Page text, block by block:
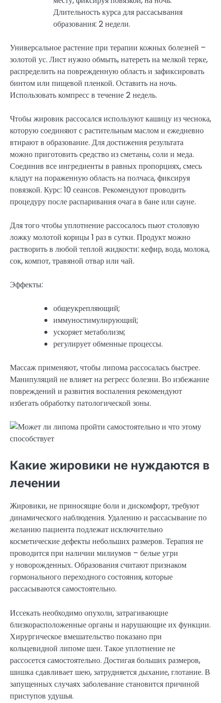
Длительность курса для рассасывания
образования: 2 недели.
Универсальное растение при терапии кожных болезней –
золотой ус. Лист нужно обмыть, натереть на мелкой терке,
распределить на поврежденную область и зафиксировать
бинтом или пищевой пленкой. Оставить на ночь.
Использовать компресс в течение 2 недель.
Чтобы жировик рассосался используют кашицу из чеснока,
которую соединяют с растительным маслом и ежедневно
втирают в образование. Для достижения результата
можно приготовить средство из сметаны, соли и меда.
Соединив все ингредиенты в равных пропорциях, смесь
кладут на пораженную область на полчаса, фиксируя
повязкой. Курс: 10 сеансов. Рекомендуют проводить
процедуру после распаривания очага в бане или сауне.
Для того чтобы уплотнение рассосалось пьют столовую
ложку молотой корицы 1 раз в сутки. Продукт можно
растворить в любой теплой жидкости: кефир, вода, молока,
сок, компот, травяной отвар или чай.
Эффекты:
общеукрепляющий;
иммуностимулирующий;
ускоряет метаболизм;
регулирует обменные процессы.
Массаж применяют, чтобы липома рассосалась быстрее.
Манипуляций не влияет на регресс болезни. Во избежание
повреждений и развития воспаления рекомендуют
избегать обработку патологической зоны.
Какие жировики не нуждаются в
лечении
Жировики, не приносящие боли и дискомфорт, требуют
динамического наблюдения. Удалению и рассасывание по
желанию пациента подлежат исключительно
косметические дефекты небольших размеров. Терапия не
проводится при наличии милиумов – белые угри
у новорожденных. Образования считают признаком
гормонального переходного состояния, которые
рассасываются самостоятельно.
Иссекать необходимо опухоли, затрагивающие
близкорасположенные органы и нарушающие их функции.
Хирургическое вмешательство показано при
кольцевидной липоме шеи. Такое уплотнение не
рассосется самостоятельно. Достигая больших размеров,
шишка сдавливает шею, затрудняется дыхание, глотание. В
запущенных случаях заболевание становится причиной
приступов удушья.